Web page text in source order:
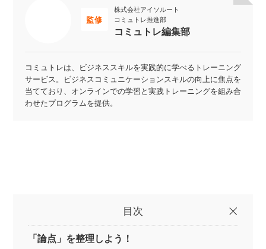
監修
株式会社アイソルート
コミュトレ推進部
コミュトレ編集部
コミュトレは、ビジネススキルを実践的に学べるトレーニング
サービス。ビジネスコミュニケーションスキルの向上に焦点を
当てており、オンラインでの学習と実践トレーニングを組み合
わせたプログラムを提供。
目次
「論点」を整理しよう！